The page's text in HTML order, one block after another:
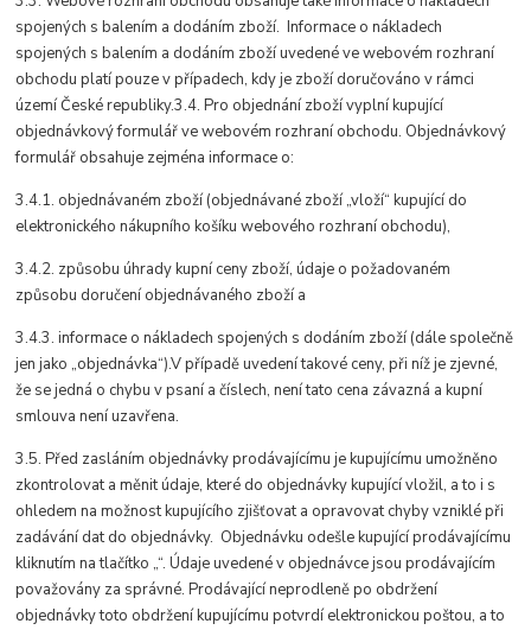
spojených s balením a dodáním zboží. Informace o nákladech
spojených s balením a dodáním zboží uvedené ve webovém rozhraní
obchodu platí pouze v případech, kdy je zboží doručováno v rámci
území České republiky.3.4. Pro objednání zboží vyplní kupující
objednávkový formulář ve webovém rozhraní obchodu. Objednávkový
formulář obsahuje zejména informace o:
3.4.1. objednávaném zboží (objednávané zboží „vloží“ kupující do
elektronického nákupního košíku webového rozhraní obchodu),
3.4.2. způsobu úhrady kupní ceny zboží, údaje o požadovaném
způsobu doručení objednávaného zboží a
3.4.3. informace o nákladech spojených s dodáním zboží (dále společně
jen jako „objednávka“).V případě uvedení takové ceny, při níž je zjevné,
že se jedná o chybu v psaní a číslech, není tato cena závazná a kupní
smlouva není uzavřena.
3.5. Před zasláním objednávky prodávajícímu je kupujícímu umožněno
zkontrolovat a měnit údaje, které do objednávky kupující vložil, a to i s
ohledem na možnost kupujícího zjišťovat a opravovat chyby vzniklé při
zadávání dat do objednávky. Objednávku odešle kupující prodávajícímu
kliknutím na tlačítko „“. Údaje uvedené v objednávce jsou prodávajícím
považovány za správné. Prodávající neprodleně po obdržení
objednávky toto obdržení kupujícímu potvrdí elektronickou poštou, a to